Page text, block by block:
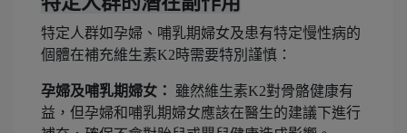
特定人群如孕婦、哺乳期婦女及患有特定慢性病的
個體在補充維生素K2時需要特別謹慎：
孕婦及哺乳期婦女：
雖然維生素K2對骨骼健康有
益，但孕婦和哺乳期婦女應該在醫生的建議下進行